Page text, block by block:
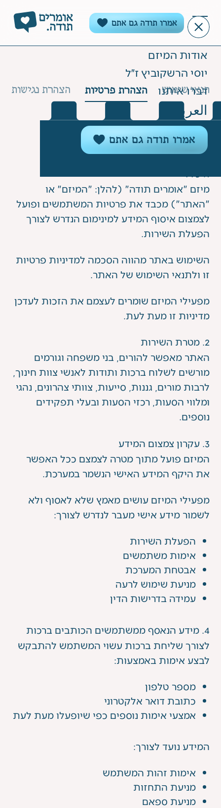
אמרו תודה גם אתם
אודות המיזם
יוסי הרשקוביץ ז״ל
דברו איתנו
العربية
אמרו תודה גם אתם
הצהרת פרטיות
מיזם "אומרים תודה" (להלן: "המיזם" או
"האתר") מכבד את פרטיות המשתמשים ופועל
לצמצום איסוף המידע למינימום הנדרש לצורך
הפעלת השירות.
השימוש באתר מהווה הסכמה למדיניות פרטיות
זו ולתנאי השימוש של האתר.
מפעילי המיזם שומרים לעצמם את הזכות לעדכן
מדיניות זו מעת לעת.
2. מטרת השירות
האתר מאפשר להורים, בני משפחה וגורמים
מורשים לשלוח ברכות ותודות לאנשי צוות חינוך,
לרבות מורים, גננות, סייעות, צוותי צהרונים, נהגי
ומלווי הסעות, רכזי הסעות ובעלי תפקידים
נוספים.
3. עקרון צמצום המידע
המיזם פועל מתוך מטרה לצמצם ככל האפשר
את היקף המידע האישי הנשמר במערכת.
מפעילי המיזם עושים מאמץ שלא לאסוף ולא
לשמור מידע אישי מעבר לנדרש לצורך:
הפעלת השירות
אימות משתמשים
אבטחת המערכת
מניעת שימוש לרעה
עמידה בדרישות הדין
4. מידע הנאסף ממשתמשים הכותבים ברכות
לצורך שליחת ברכות עשוי המשתמש להתבקש
לבצע אימות באמצעות:
מספר טלפון
כתובת דואר אלקטרוני
אמצעי אימות נוספים כפי שיופעלו מעת לעת
המידע נועד לצורך:
אימות זהות המשתמש
מניעת התחזות
מניעת ספאם
תנאי שימוש הצהרת פרטיות הצהרת נגישות